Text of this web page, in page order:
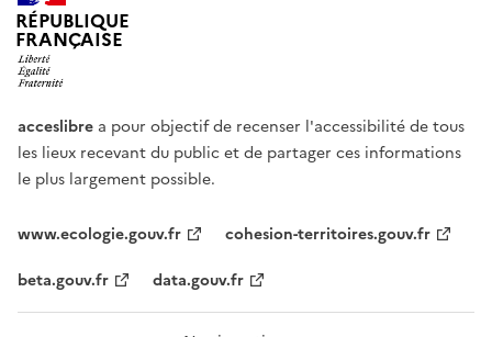
RÉPUBLIQUE
FRANÇAISE
acceslibre a pour objectif de recenser l'accessibilité de tous
les lieux recevant du public et de partager ces informations
le plus largement possible.
www.ecologie.gouv.fr
cohesion-territoires.gouv.fr
beta.gouv.fr
data.gouv.fr